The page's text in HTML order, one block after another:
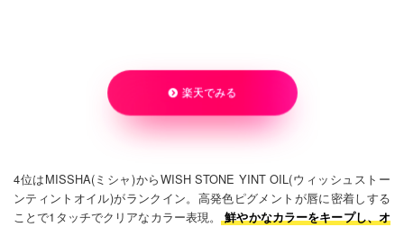
楽天でみる
4位はMISSHA(ミシャ)からWISH STONE YINT OIL(ウィッシュストー
ンティントオイル)がランクイン。高発色ピグメントが唇に密着しする
ことで1タッチでクリアなカラー表現。 鮮やかなカラーをキープし、オ